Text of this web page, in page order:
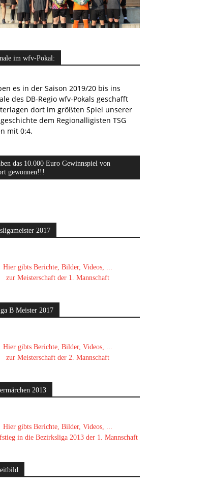
im wfv-Pokal:
es in der Saison 2019/20 bis ins
des DB-Regio wfv-Pokals geschafft
dort im größten Spiel unserer
dem Regionalligisten TSG
mit 0:4.
das 10.000 Euro Gewinnspiel von
gewonnen!!!
2017
Hier gibts Berichte, Bilder, Videos, ...
zur Meisterschaft der 1. Mannschaft
B Meister 2017
Hier gibts Berichte, Bilder, Videos, ...
zur Meisterschaft der 2. Mannschaft
2013
Hier gibts Berichte, Bilder, Videos, ...
in die Bezirksliga 2013 der 1. Mannschaft